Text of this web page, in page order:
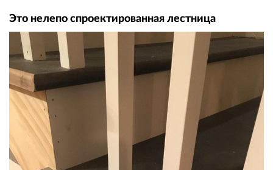
Это нелепо спроектированная лестница